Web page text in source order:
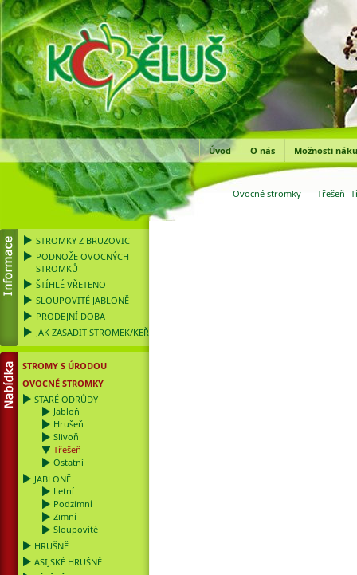
Úvod O nás Možnosti
Ovocné stromky – Třešeň
STROMKY Z BRUZOVIC
PODNOŽE OVOCNÝCH
STROMKŮ
ŠTÍHLÉ VŘETENO
SLOUPOVITÉ JABLONĚ
PRODEJNÍ DOBA
JAK ZASADIT STROMEK/KEŘ
STROMY S ÚRODOU
OVOCNÉ STROMKY
STARÉ ODRŮDY
Jabloň
Hrušeň
Slivoň
Třešeň
Ostatní
JABLONĚ
Letní
Podzimní
Zimní
Sloupovité
HRUŠNĚ
ASIJSKÉ HRUŠNĚ